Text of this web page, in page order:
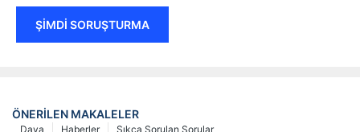
ŞIMDI SORUŞTURMA
ÖNERILEN MAKALELER
Sıkça Sorulan Sorular
Haberler
Dava